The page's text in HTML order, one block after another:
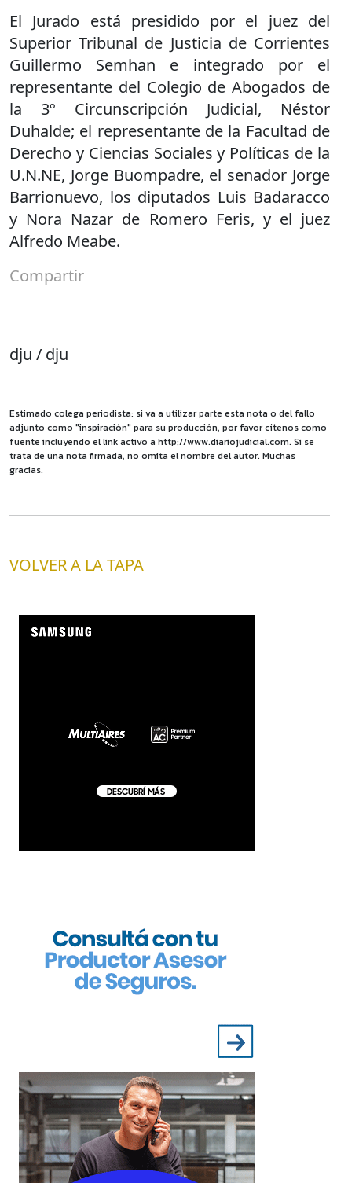
El Jurado está presidido por el juez del
Superior Tribunal de Justicia de Corrientes
Guillermo Semhan e integrado por el
representante del Colegio de Abogados de
la 3º Circunscripción Judicial, Néstor
Duhalde; el representante de la Facultad de
Derecho y Ciencias Sociales y Políticas de la
U.N.NE, Jorge Buompadre, el senador Jorge
Barrionuevo, los diputados Luis Badaracco
y Nora Nazar de Romero Feris, y el juez
Alfredo Meabe.
Compartir
dju / dju
Estimado colega periodista: si va a utilizar parte esta nota o del fallo
adjunto como "inspiración" para su producción, por favor cítenos como
fuente incluyendo el link activo a http://www.diariojudicial.com. Si se
trata de una nota firmada, no omita el nombre del autor. Muchas
gracias.
VOLVER A LA TAPA